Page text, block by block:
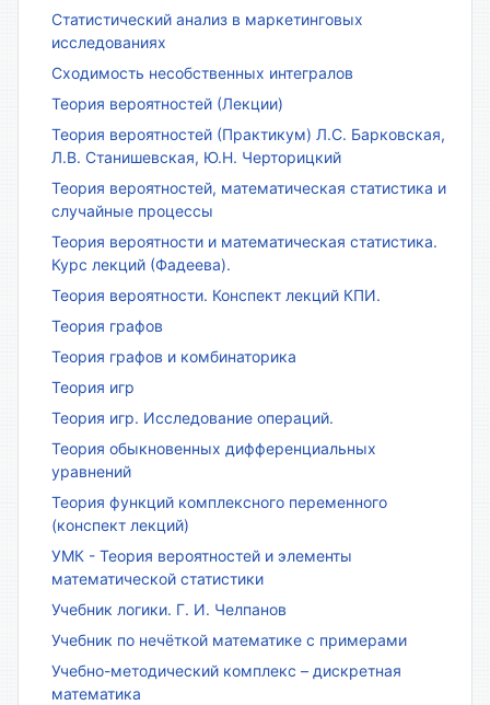
Статистический анализ в маркетинговых
исследованиях
Сходимость несобственных интегралов
Теория вероятностей (Лекции)
Теория вероятностей (Практикум) Л.С. Барковская,
Л.В. Станишевская, Ю.Н. Черторицкий
Теория вероятностей, математическая статистика и
случайные процессы
Теория вероятности и математическая статистика.
Курс лекций (Фадеева).
Теория вероятности. Конспект лекций КПИ.
Теория графов
Теория графов и комбинаторика
Теория игр
Теория игр. Исследование операций.
Теория обыкновенных дифференциальных
уравнений
Теория функций комплексного переменного
(конспект лекций)
УМК - Теория вероятностей и элементы
математической статистики
Учебник логики. Г. И. Челпанов
Учебник по нечёткой математике с примерами
Учебно-методический комплекс – дискретная
математика